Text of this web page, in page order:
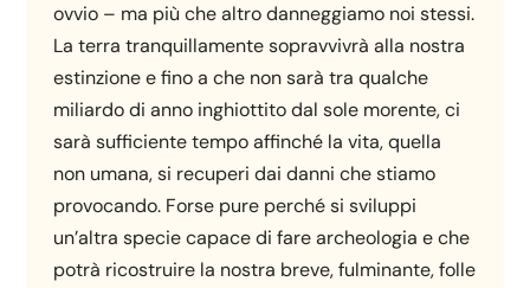
ovvio – ma più che altro danneggiamo noi stessi.
La terra tranquillamente sopravvivrà alla nostra
estinzione e fino a che non sarà tra qualche
miliardo di anno inghiottito dal sole morente, ci
sarà sufficiente tempo affinché la vita, quella
non umana, si recuperi dai danni che stiamo
provocando. Forse pure perché si sviluppi
un’altra specie capace di fare archeologia e che
potrà ricostruire la nostra breve, fulminante, folle